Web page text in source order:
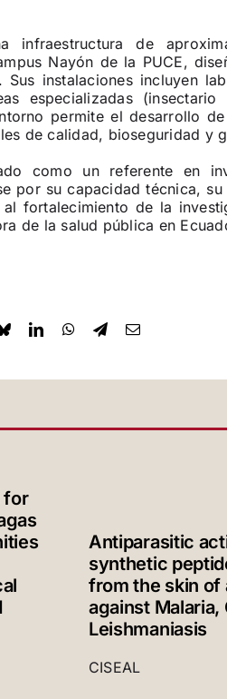
infraestructura de
Nayón de la PUCE,
instalaciones incluyen
especializadas
permite el desarrollo
de calidad, bioseguridad y
como un referente en
por su capacidad técnica,
fortalecimiento de la
de la salud pública en
for
Antiparasitic
synthetic
from the skin of
against Malaria,
Leishmaniasis
CISEAL